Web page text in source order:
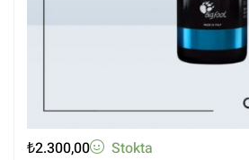
₺2.300,00 Stokta